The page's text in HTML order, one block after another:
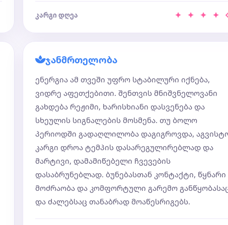
კარგი დღეა ✦ ✦ ✦ ✦
ჯანმრთელობა
ენერგია ამ თვეში უფრო სტაბილური იქნება,
ვიდრე აფეთქებითი. შენთვის მნიშვნელოვანი
გახდება რეჟიმი, ხარისხიანი დასვენება და
სხეულის სიგნალების მოსმენა. თუ ბოლო
პერიოდში გადაღლილობა დაგიგროვდა,
კარგი დროა ტემპის დასარეგულირებლად და
მარტივი, დამამიწებელი ჩვევების
დასაბრუნებლად. ბუნებასთან კონტაქტი, წყნარი
მოძრაობა და კომფორტული გარემო
და ძალებსაც თანაბრად მოაწესრიგებს.